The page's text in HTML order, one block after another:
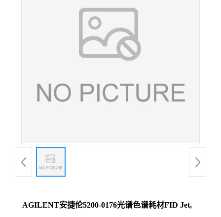
AGILENT安捷伦5200-0176光谱色谱耗材FID Jet,